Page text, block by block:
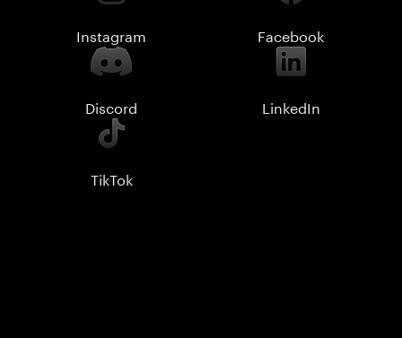
Instagram Facebook
Discord LinkedIn
TikTok